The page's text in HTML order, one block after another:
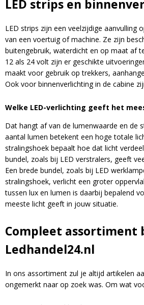
LED strips en
LED strips zijn een veelzijdige aanvulling
van een voertuig of machine. Ze zijn
buitengebruik, waterdicht en op maat af
12 als 24 volt zijn er geschikte
maakt voor gebruik op trekkers,
Ook voor binnenverlichting in de cabine
Welke LED-verlichting geeft het
Dat hangt af van de lumenwaarde en de
aantal lumen betekent een hoge totale
stralingshoek bepaalt hoe dat licht
bundel, zoals bij LED verstralers, geeft
Een brede bundel, zoals bij LED
stralingshoek, verlicht een groter
tussen lux en lumen is daarbij bepalend
meeste licht geeft in jouw situatie.
Compleet assortiment
Ledhandel24.nl
In ons assortiment zul je altijd artikelen
ongemerkt naar op zoek was. Om wat
Blijf op de hoogte van
updates, promoties en
klantverhalen en ontdek de
maand!
A
l
r
n
a
v
Bevestig je inschrijving via de
in je inbox. Deze ontvang je
minuten.